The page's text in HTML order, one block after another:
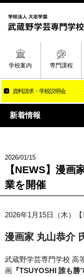
学校案内 専門課程
資料請求 学校説明会
新着情報
2026/01/15
【NEWS】漫画
業を開催
2026年1月15日（木）【
漫画家 丸山恭介
武蔵野学芸専門学校 高
画 『TSUYOSHI 誰も勝